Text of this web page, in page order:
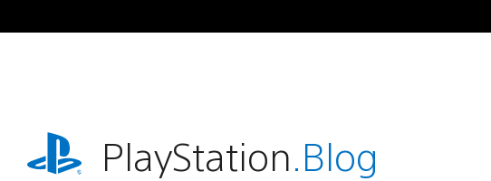
Inhalt
playstation.comPlayStation.Blog